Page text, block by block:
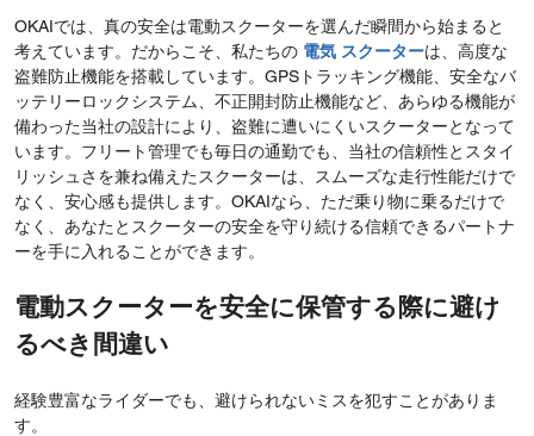
OKAIでは、真の安全は電動スクーターを選んだ瞬間から始まると
考えています。だからこそ、私たちの 電気 スクーターは、高度な
盗難防止機能を搭載しています。GPSトラッキング機能、安全なバ
ッテリーロックシステム、不正開封防止機能など、あらゆる機能が
備わった当社の設計により、盗難に遭いにくいスクーターとなって
います。フリート管理でも毎日の通勤でも、当社の信頼性とスタイ
リッシュさを兼ね備えたスクーターは、スムーズな走行性能だけで
なく、安心感も提供します。OKAIなら、ただ乗り物に乗るだけで
なく、あなたとスクーターの安全を守り続ける信頼できるパートナ
ーを手に入れることができます。
電動スクーターを安全に保管する際に避け
るべき間違い
経験豊富なライダーでも、避けられないミスを犯すことがありま
す。